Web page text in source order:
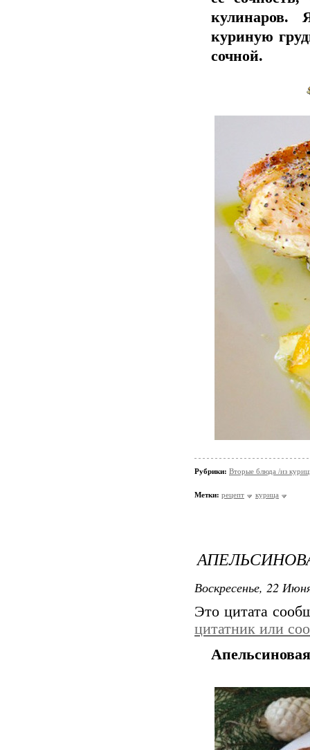
кулинаров.
куриную
сочной.
Рубрики: Вторые блюда /из
Метки: рецепт курица
Воскресенье, 22
Это цитата
цитатник или